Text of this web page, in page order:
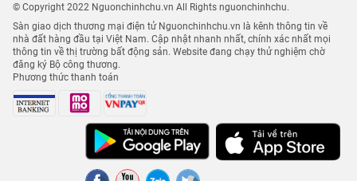
© Copyright 2022 Nguonchinhchu.vn All Rights nguonchinhchu.
Sàn giao dịch thương mại điện tử Nguonchinhchu.vn là kênh thông tin về
nhà đất hàng đầu tại Việt Nam. Cập nhật nhanh nhất, chính xác nhất mọi
thông tin về thị trường bất động sản. Website đang chạy thử nghiệm chờ
đăng ký Bộ công thương.
Phương thức thanh toán